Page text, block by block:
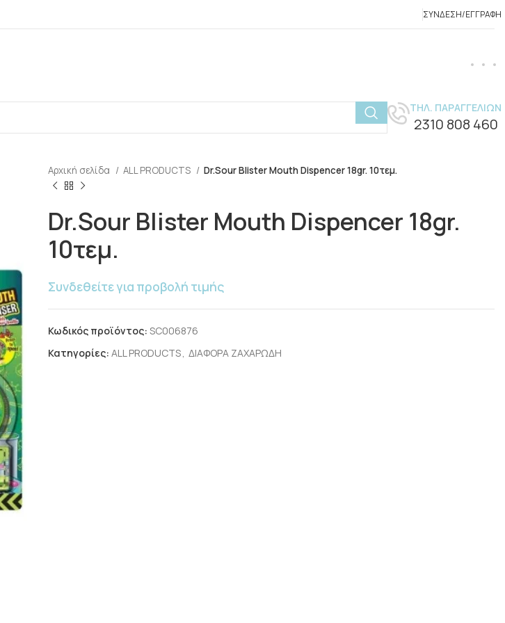
ΣΎΝΔΕΣΗ/ΕΓΓΡΑΦΉ
ΤΗΛ. ΠΑΡΑΓΓΕΛΙΩΝ
2310 808 460
Αρχική σελίδα ALL PRODUCTS Dr.Sour Blister Mouth Dispencer 18gr. 10τεμ.
Dr.Sour Blister Mouth Dispencer 18gr.
10τεμ.
Συνδεθείτε για προβολή τιμής
Κωδικός προϊόντος: SC006876
Κατηγορίες: ALL PRODUCTS, ΔΙΑΦΟΡΑ ΖΑΧΑΡΩΔΗ